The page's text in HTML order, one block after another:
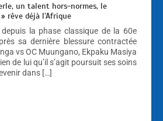
un talent hors-normes, le
rêve déjà l’Afrique
la phase classique de la 60e
sa dernière blessure contractée
vs OC Muungano, Ekpaku Masiya
de lui qu’il s’agit poursuit ses soins
dans […]